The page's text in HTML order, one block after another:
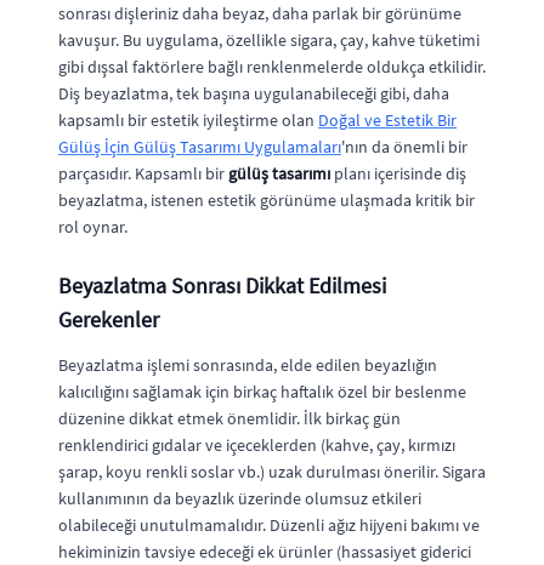
sonrası dişleriniz daha beyaz, daha parlak bir görünüme
kavuşur. Bu uygulama, özellikle sigara, çay, kahve tüketimi
gibi dışsal faktörlere bağlı renklenmelerde oldukça etkilidir.
Diş beyazlatma, tek başına uygulanabileceği gibi, daha
kapsamlı bir estetik iyileştirme olan Doğal ve Estetik Bir
Gülüş İçin Gülüş Tasarımı Uygulamaları'nın da önemli bir
parçasıdır. Kapsamlı bir gülüş tasarımı planı içerisinde diş
beyazlatma, istenen estetik görünüme ulaşmada kritik bir
rol oynar.
Beyazlatma Sonrası Dikkat Edilmesi
Gerekenler
Beyazlatma işlemi sonrasında, elde edilen beyazlığın
kalıcılığını sağlamak için birkaç haftalık özel bir beslenme
düzenine dikkat etmek önemlidir. İlk birkaç gün
renklendirici gıdalar ve içeceklerden (kahve, çay, kırmızı
şarap, koyu renkli soslar vb.) uzak durulması önerilir. Sigara
kullanımının da beyazlık üzerinde olumsuz etkileri
olabileceği unutulmamalıdır. Düzenli ağız hijyeni bakımı ve
hekiminizin tavsiye edeceği ek ürünler (hassasiyet giderici